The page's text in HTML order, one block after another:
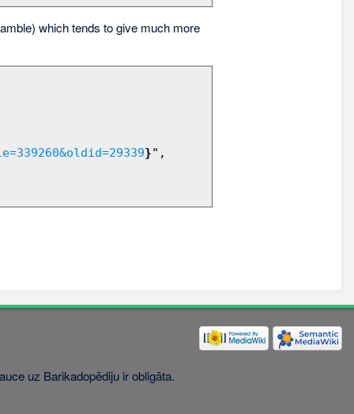
which tends to give much more
}",
uz Barikadopēdiju ir obligāta.